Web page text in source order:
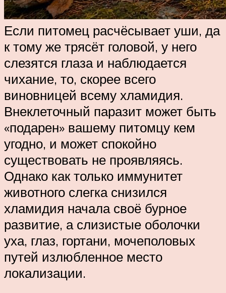
Если питомец расчёсывает уши, да
к тому же трясёт головой, у него
слезятся глаза и наблюдается
чихание, то, скорее всего
виновницей всему хламидия.
Внеклеточный паразит может быть
«подарен» вашему питомцу кем
угодно, и может спокойно
существовать не проявляясь.
Однако как только иммунитет
животного слегка снизился
хламидия начала своё бурное
развитие, а слизистые оболочки
уха, глаз, гортани, мочеполовых
путей излюбленное место
локализации.